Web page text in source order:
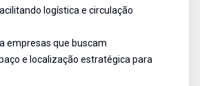
logística e circulação
empresas que buscam
e localização estratégica para